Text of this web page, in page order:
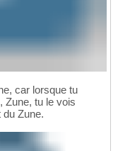
car lorsque tu
Zune, tu le vois
Zune.